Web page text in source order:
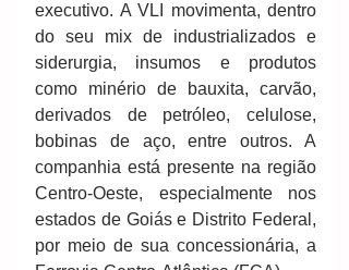
executivo. A VLI movimenta, dentro
do seu mix de industrializados e
siderurgia, insumos e produtos
como minério de bauxita, carvão,
derivados de petróleo, celulose,
bobinas de aço, entre outros. A
companhia está presente na região
Centro-Oeste, especialmente nos
estados de Goiás e Distrito Federal,
por meio de sua concessionária, a